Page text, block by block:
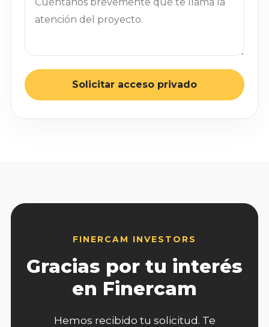
Solicitar acceso privado
FINERCAM INVESTORS
Gracias por tu interés
en Finercam
Hemos recibido tu solicitud. Te